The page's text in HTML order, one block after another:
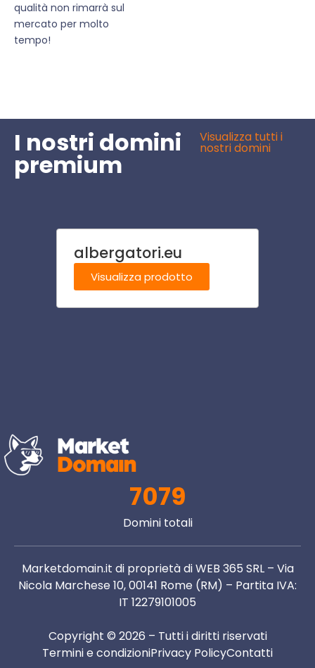
qualità non rimarrà sul
mercato per molto
tempo!
I nostri domini
premium
Visualizza tutti i
nostri domini
albergatori.eu
Visualizza prodotto
7079
Domini totali
Marketdomain.it di proprietà di WEB 365 SRL – Via
Nicola Marchese 10, 00141 Rome (RM) – Partita IVA:
IT 12279101005
Copyright © 2026 – Tutti i diritti riservati
Termini e condizioniPrivacy PolicyContatti